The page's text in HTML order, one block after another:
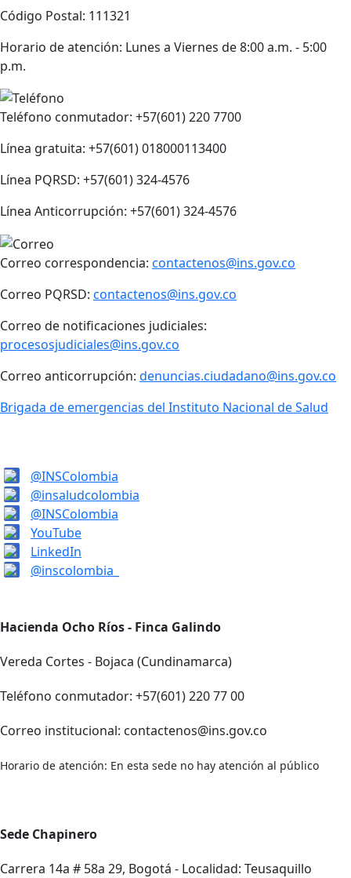
Código Postal: 111321
Horario de atención: Lunes a Viernes de 8:00 a.m. - 5:00
p.m.
Teléfono conmutador: +57(601) 220 7700
Línea gratuita: +57(601) 018000113400
Línea PQRSD: +57(601) 324-4576
Línea Anticorrupción: +57(601) 324-4576
Correo correspondencia: contactenos@ins.gov.co
Correo PQRSD: contactenos@ins.gov.co
Correo de notificaciones judiciales:
procesosjudiciales@ins.gov.co
Correo anticorrupción: denuncias.ciudadano@ins.gov.co
Brigada de emergencias del Instituto Nacional de Salud
@INSColombia
@insaludcolombia
@INSColombia
YouTube
LinkedIn
@inscolombia_
Hacienda Ocho Ríos - Finca Galindo
Vereda Cortes - Bojaca (Cundinamarca)
Teléfono conmutador: +57(601) 220 77 00
Correo institucional: contactenos@ins.gov.co
Horario de atención: En esta sede no hay atención al público
Sede Chapinero
Carrera 14a # 58a 29, Bogotá - Localidad: Teusaquillo